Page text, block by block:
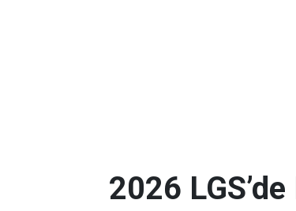
2026